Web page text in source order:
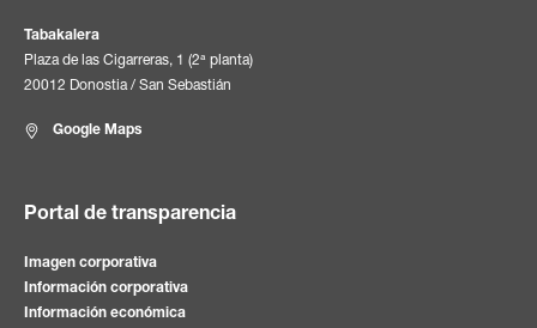
Tabakalera
Plaza de las Cigarreras, 1 (2ª planta)
20012 Donostia / San Sebastián
Google Maps
Portal de transparencia
Imagen corporativa
Información corporativa
Información económica